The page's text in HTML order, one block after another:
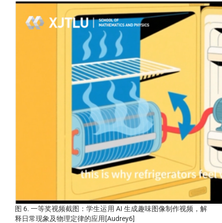
图 6. 一等奖视频截图：学生运用 AI 生成趣味图像制作视频，解
释日常现象及物理定律的应用[Audrey6]